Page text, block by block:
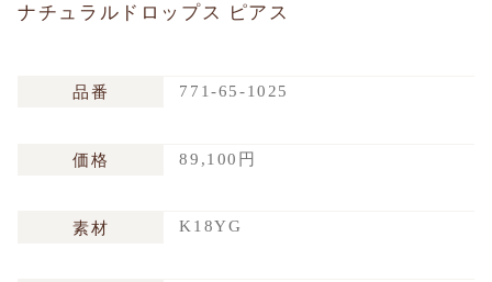
ナチュラルドロップス ピアス
品番 771-65-1025
価格 89,100円
素材 K18YG